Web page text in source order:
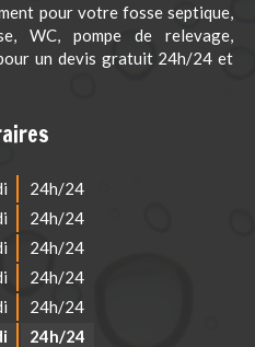
pour votre fosse septique,
WC, pompe de relevage,
un devis gratuit 24h/24 et
24h/24
24h/24
24h/24
24h/24
24h/24
24h/24